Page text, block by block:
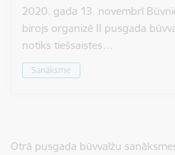
2020. gada 13. novembrī
birojs organizē II pusgada
notiks tiešsaistes…
Sanāksme
Otrā pusgada būvvalžu